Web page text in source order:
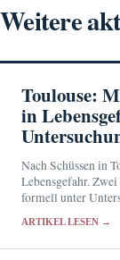
Weitere
Toulouse:
in
Nach Schüssen in
Lebensgefahr.
formell unter
ARTIKEL LESEN →